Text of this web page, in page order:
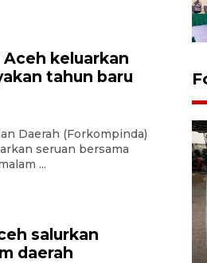
keluarkan
tahun baru
Daerah (Forkompinda)
seruan bersama
...
salurkan
daerah
libur Panjang ke